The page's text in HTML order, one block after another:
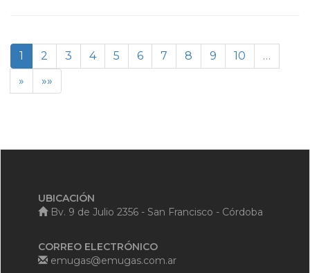
1 2 3 4 5 6 7 8 9 10
…
»
»»
UBICACIÓN
Bv. 9 de Julio 2356 - San Francisco - Córdoba
CORREO ELECTRÓNICO
emugas@emugas.com.ar